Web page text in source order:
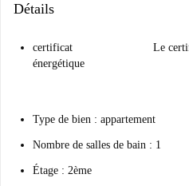
Détails
certificat
énergétique
Le
Type de bien : appartement
Nombre de salles de bain : 1
Étage : 2ème